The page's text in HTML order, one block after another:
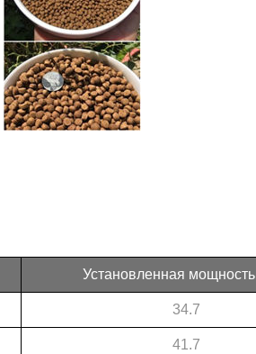
Установленная мощность
34.7
41.7